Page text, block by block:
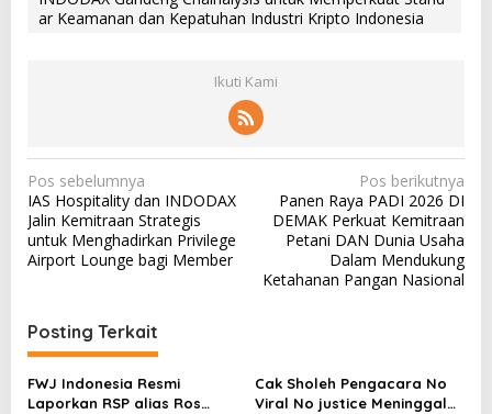
ar Keamanan dan Kepatuhan Industri Kripto Indonesia
Ikuti Kami
N
a
v
i
a
s
i
Pos sebelumnya
IAS Hospitality dan INDODAX
Jalin Kemitraan Strategis
untuk Menghadirkan Privilege
Airport Lounge bagi Member
Pos berikutnya
Panen Raya PADI 2026 DI
DEMAK Perkuat Kemitraan
Petani DAN Dunia Usaha
Dalam Mendukung
Ketahanan Pangan Nasional
Posting Terkait
FWJ Indonesia Resmi
Laporkan RSP alias Ros
Cak Sholeh Pengacara No
Viral No justice Meninggal